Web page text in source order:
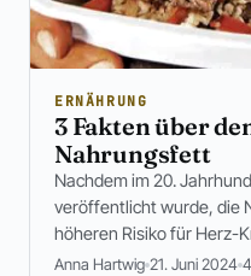
ERNÄHRUNG
3 Fakten über
Nahrungsfett
Nachdem im 20.
veröffentlicht wurde, die
höheren Risiko für Herz-
Anna Hartwig 21. Juni 2024